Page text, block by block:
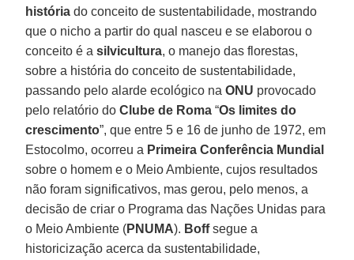
história do conceito de sustentabilidade, mostrando
que o nicho a partir do qual nasceu e se elaborou o
conceito é asilvicultura, o manejo das florestas,
sobre a história do conceito de sustentabilidade,
passando pelo alarde ecológico naONU provocado
pelo relatório doClube de Roma “Os limites do
crescimento”, que entre 5 e 16 de junho de 1972, em
Estocolmo, ocorreu a Primeira Conferência Mundial
sobre o homem e o Meio Ambiente, cujos resultados
não foram significativos, mas gerou, pelo menos, a
decisão de criar o Programa das Nações Unidas para
o Meio Ambiente (PNUMA). Boffsegue a
historicização acerca da sustentabilidade,